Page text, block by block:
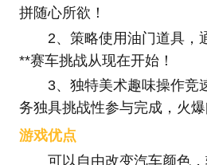
拼随心所欲！
2、策略使用油门道具，
**赛车挑战从现在开始！
3、独特美术趣味操作竞
务独具挑战性参与完成，火爆
游戏优点
可以自由改变汽车颜色，